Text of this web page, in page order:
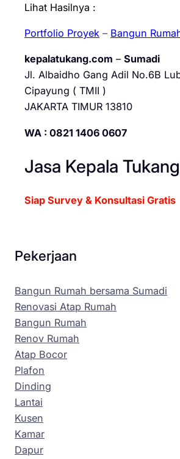
Lihat Hasilnya :
Portfolio Proyek – Bangun
kepalatukang.com – Sumadi
Jl. Albaidho Gang Adil No.6B
Cipayung ( TMII )
JAKARTA TIMUR 13810
WA : 0821 1406 0607
Jasa Kepala Tukang
Siap Survey & Konsultasi Gratis
Pekerjaan
Bangun Rumah bersama Sumadi
Renovasi Atap Rumah
Bangun Rumah
Renov Rumah
Atap Bocor
Plafon
Dinding
Lantai
Kusen
Kamar
Dapur